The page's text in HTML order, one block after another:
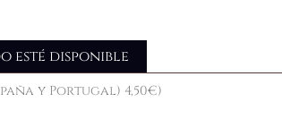
esté disponible
y Portugal) 4,50€)